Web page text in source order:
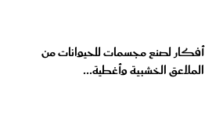
أفكار لصنع مجسمات للحيوانات من
الملاعق الخشبية وأغطية...